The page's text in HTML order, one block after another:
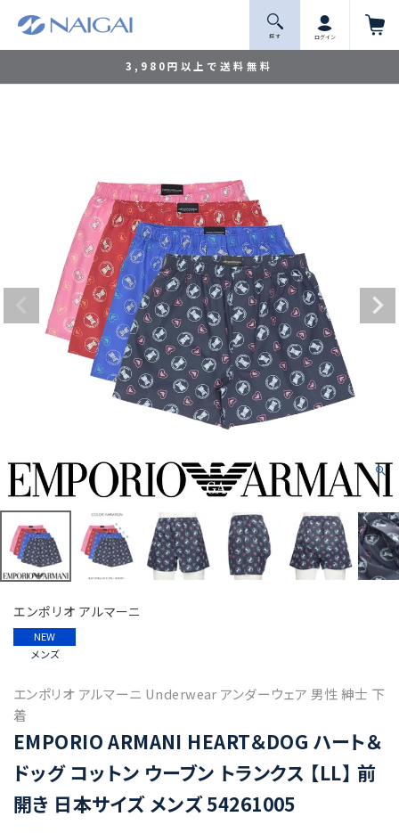
3,980円以上で送料無料
探 す ログイン
エンポリオ アルマーニ
NEW
メンズ
エンポリオ アルマーニ Underwear アンダーウェア 男性 紳士 下
着
EMPORIO ARMANI HEART＆DOG ハート＆
ドッグ コットン ウーブン トランクス 【LL】 前
開き 日本サイズ メンズ 54261005